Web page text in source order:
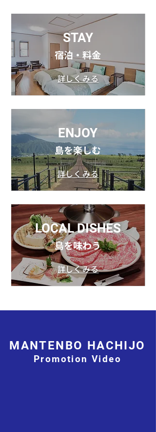
STAY
​宿泊・料金
詳しくみる
ENJOY
​島を楽しむ
詳しくみる
LOCAL DISHES
島を味わう
詳しくみる
MANTENBO HACHIJO
Promotion Video